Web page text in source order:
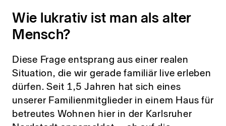
Wie lukrativ ist man als alter
Mensch?
Diese Frage entsprang aus einer realen
Situation, die wir gerade familiär live erleben
dürfen. Seit 1,5 Jahren hat sich eines
unserer Familienmitglieder in einem Haus für
betreutes Wohnen hier in der Karlsruher